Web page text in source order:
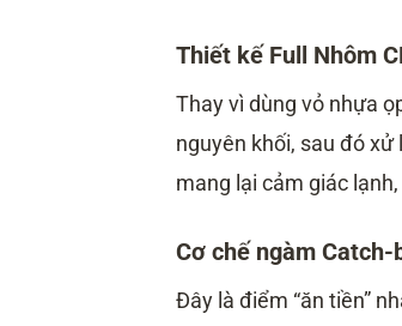
Thiết kế Full Nhôm
Thay vì dùng vỏ nhựa
nguyên khối, sau đó
mang lại cảm giác
Cơ chế ngàm
Đây là điểm “ăn tiền”